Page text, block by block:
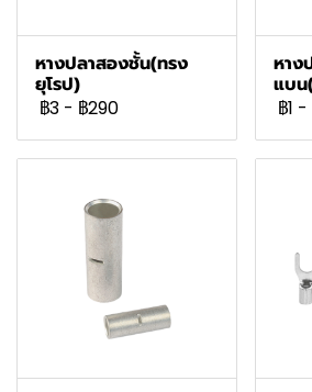
หางปลาสองชั้น(ทรง
ยุโรป)
฿3 - ฿290
หาง
แบน
฿1 -